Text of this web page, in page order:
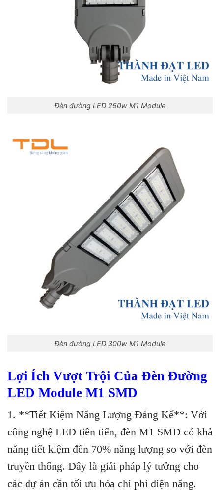
Đèn đường LED 250w M1 Module
Đèn đường LED 300w M1 Module
Lợi Ích Vượt Trội Của Đèn Đường
LED Module M1 SMD
1. **Tiết Kiệm Năng Lượng Đáng Kể**: Với
công nghệ LED tiên tiến, đèn M1 SMD có khả
năng tiết kiệm đến 70% năng lượng so với đèn
truyền thống. Đây là giải pháp lý tưởng cho
các dự án cần tối ưu hóa chi phí điện năng.